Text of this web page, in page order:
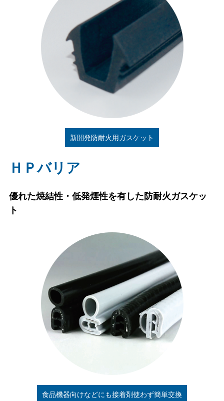
新開発防耐火用ガスケット
ＨＰバリア
優れた焼結性・低発煙性を有した防耐火ガスケッ
ト
食品機器向けなどにも接着剤使わず簡単交換